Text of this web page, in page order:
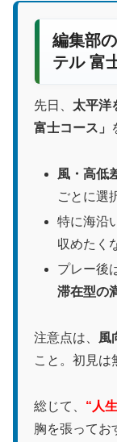
編集部
テル 富
先日、 太平洋
富士コース」
風・高低
ごとに選
特に海沿
収めたく
プレー後
滞在型の
注意点は、 風
こと。初見は
総じて、 “人
胸を張ってお